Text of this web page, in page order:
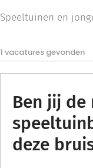
Speeltuinen en
1 vacatures gevonden
Ben jij de
deze